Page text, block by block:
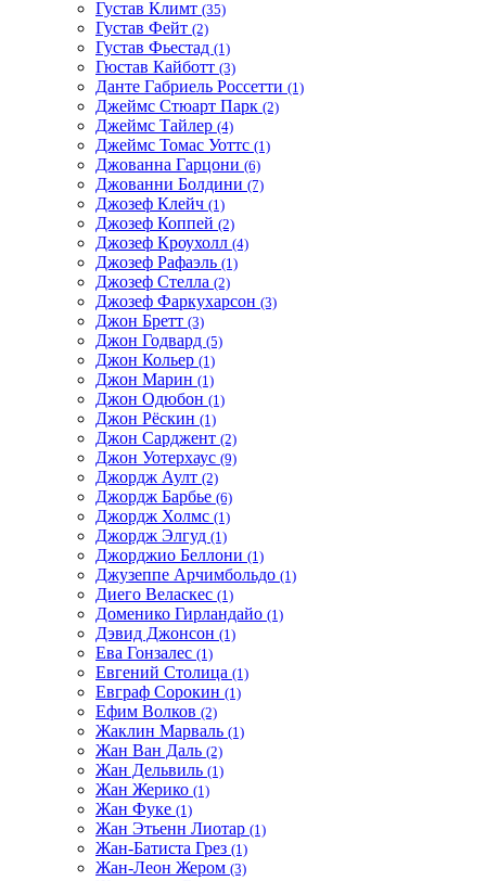
Густав Климт (35)
Густав Фейт (2)
Густав Фьестад (1)
Гюстав Кайботт (3)
Данте Габриель Россетти (1)
Джеймс Стюарт Парк (2)
Джеймс Тайлер (4)
Джеймс Томас Уоттс (1)
Джованна Гарцони (6)
Джованни Болдини (7)
Джозеф Клейч (1)
Джозеф Коппей (2)
Джозеф Кроухолл (4)
Джозеф Рафаэль (1)
Джозеф Стелла (2)
Джозеф Фаркухарсон (3)
Джон Бретт (3)
Джон Годвард (5)
Джон Кольер (1)
Джон Марин (1)
Джон Одюбон (1)
Джон Рёскин (1)
Джон Сарджент (2)
Джон Уотерхаус (9)
Джордж Аулт (2)
Джордж Барбье (6)
Джордж Холмс (1)
Джордж Элгуд (1)
Джорджио Беллони (1)
Джузеппе Арчимбольдо (1)
Диего Веласкес (1)
Доменико Гирландайо (1)
Дэвид Джонсон (1)
Ева Гонзалес (1)
Евгений Столица (1)
Евграф Сорокин (1)
Ефим Волков (2)
Жаклин Марваль (1)
Жан Ван Даль (2)
Жан Дельвиль (1)
Жан Жерико (1)
Жан Фуке (1)
Жан Этьенн Лиотар (1)
Жан-Батиста Грез (1)
Жан-Леон Жером (3)